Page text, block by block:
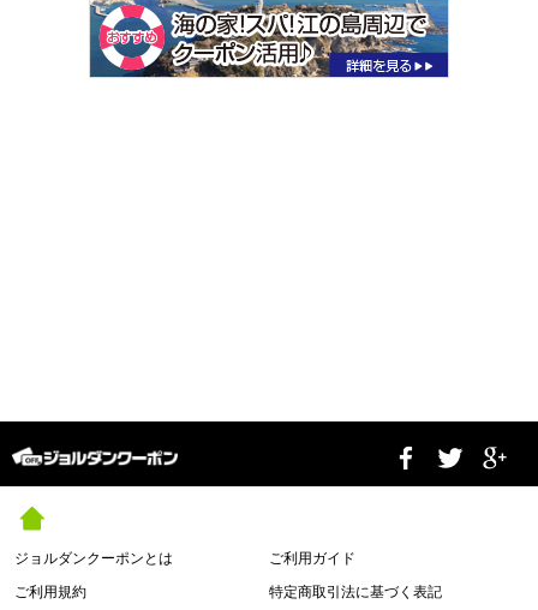
ジョルダンクーポンとは
ご利用ガイド
ご利用規約
特定商取引法に基づく表記